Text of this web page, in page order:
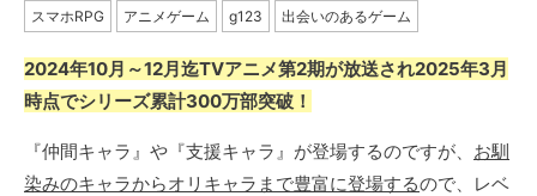
スマホRPG アニメゲーム g123 出会いのあるゲーム
2024年10月～12月迄TVアニメ第2期が放送され2025年3月
時点でシリーズ累計300万部突破！
『仲間キャラ』や『支援キャラ』が登場するのですが、 お馴
染みのキャラからオリキャラまで豊富に登場するので、レベ